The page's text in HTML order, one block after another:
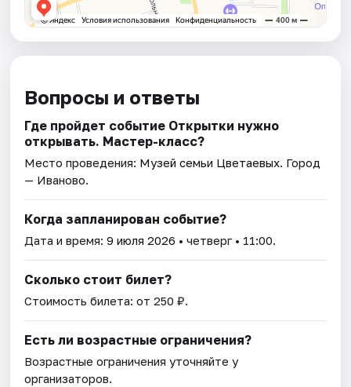
Вопросы и ответы
Где пройдет событие Открытки нужно
открывать. Мастер-класс?
Место проведения: Музей семьи Цветаевых. Город
— Иваново.
Когда запланирован событие?
Дата и время:9 июля 2026 • четверг • 11:00.
Сколько стоит билет?
Стоимость билета: от 250 ₽.
Есть ли возрастные ограничения?
Возрастные ограничения уточняйте у
организаторов.